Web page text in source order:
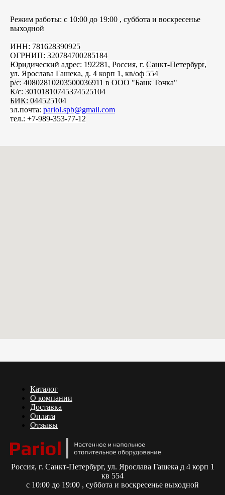
Режим работы: с 10:00 до 19:00 , суббота и воскресенье
выходной
ИНН: 781628390925
ОГРНИП: 320784700285184
Юридический адрес: 192281, Россия, г. Санкт-Петербург,
ул. Ярослава Гашека, д. 4 корп 1, кв/оф 554
р/с: 40802810203500036911 в ООО "Банк Точка"
К/с: 30101810745374525104
БИК: 044525104
эл.почта: pariol.spb@gmail.com
тел.: +7-989-353-77-12
Каталог
О компании
Доставка
Оплата
Отзывы
Россия, г. Санкт-Петербург, ул. Ярослава Гашека д 4 корп 1
кв 554
с 10:00 до 19:00 , суббота и воскресенье выходной